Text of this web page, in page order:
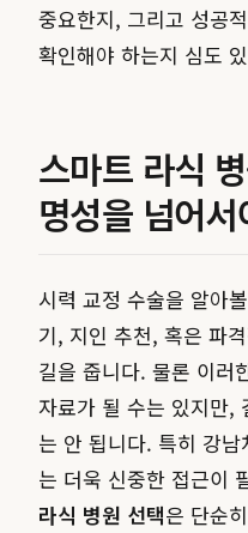
중요한지, 그리고 성공
확인해야 하는지 심도
스마트 라식
명성을 넘어
시력 교정 수술을 알아
기, 지인 추천, 혹은 파
길을 줍니다. 물론 이러
자료가 될 수는 있지만,
는 안 됩니다. 특히 강
는 더욱 신중한 접근이
라식 병원 선택은 단순